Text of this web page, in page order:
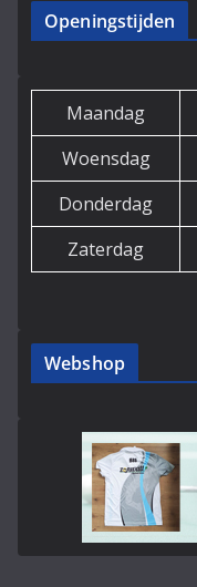
Openingstijden
Maandag
Woensdag
Donderdag
Zaterdag
Webshop